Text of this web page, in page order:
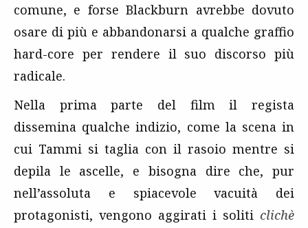
comune, e forse Blackburn avrebbe dovuto
osare di più e abbandonarsi a qualche graffio
hard-core per rendere il suo discorso più
radicale.
Nella prima parte del film il regista
dissemina qualche indizio, come la scena in
cui Tammi si taglia con il rasoio mentre si
depila le ascelle, e bisogna dire che, pur
nell’assoluta e spiacevole vacuità dei
protagonisti, vengono aggirati i soliti clichè